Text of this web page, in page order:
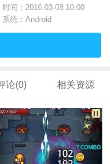
时间：2016-03-08 10:00
系统：Android
论(0) 相关资源